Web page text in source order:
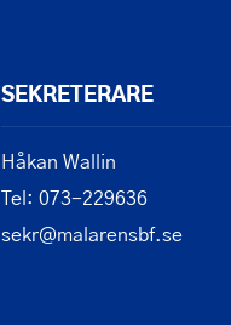
SEKRETERARE
Håkan Wallin
Tel: 073-229636
sekr@malarensbf.se